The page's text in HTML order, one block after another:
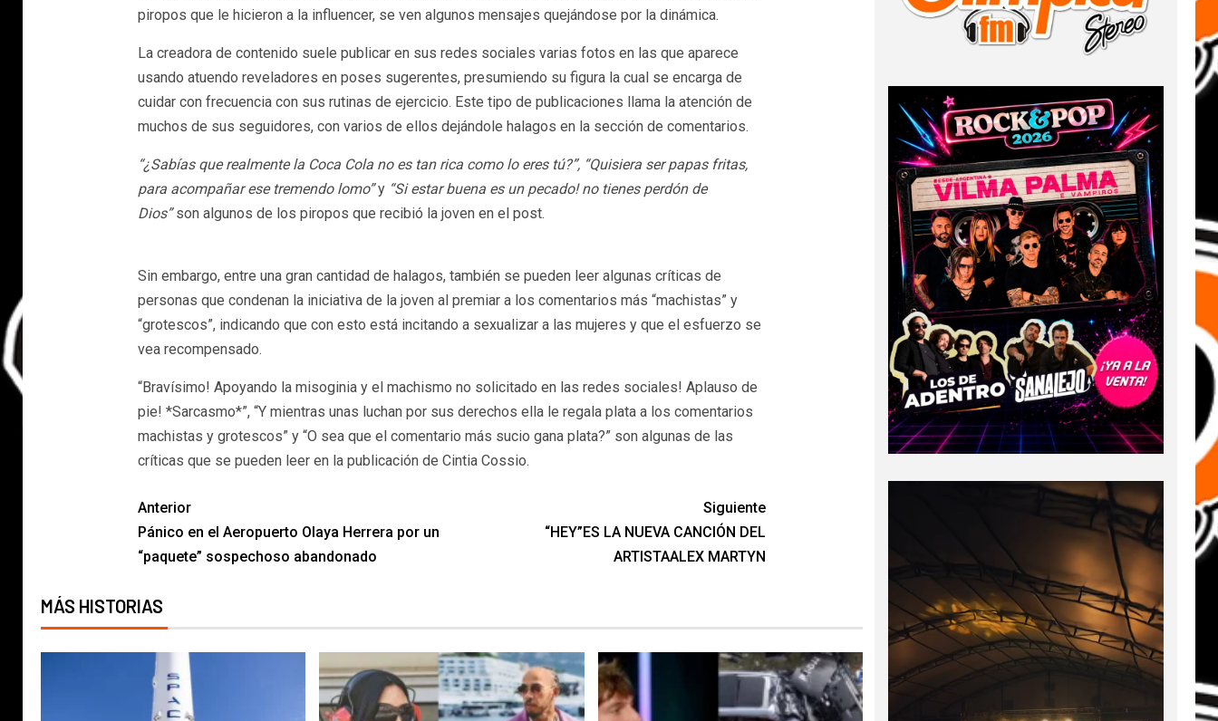
piropos que le hicieron a la influencer, se ven algunos mensajes quejándose por la dinámica.
La creadora de contenido suele publicar en sus redes sociales varias fotos en las que aparece
usando atuendo reveladores en poses sugerentes, presumiendo su figura la cual se encarga de
cuidar con frecuencia con sus rutinas de ejercicio. Este tipo de publicaciones llama la atención de
muchos de sus seguidores, con varios de ellos dejándole halagos en la sección de comentarios.
“¿Sabías que realmente la Coca Cola no es tan rica como lo eres tú?”, “Quisiera ser papas fritas,
para acompañar ese tremendo lomo”y“Si estar buena es un pecado! no tienes perdón de
Dios”son algunos de los piropos que recibió la joven en el post.
Sin embargo, entre una gran cantidad de halagos, también se pueden leer algunas críticas de
personas que condenan la iniciativa de la joven al premiar a los comentarios más “machistas” y
“grotescos”, indicando que con esto está incitando a sexualizar a las mujeres y que el esfuerzo se
vea recompensado.
“Bravísimo! Apoyando la misoginia y el machismo no solicitado en las redes sociales! Aplauso de
pie! *Sarcasmo*”, “Y mientras unas luchan por sus derechos ella le regala plata a los comentarios
machistas y grotescos” y “O sea que el comentario más sucio gana plata?” son algunas de las
críticas que se pueden leer en la publicación de Cintia Cossio.
Anterior
Pánico en el Aeropuerto Olaya Herrera por un
“paquete” sospechoso abandonado
Siguiente
“HEY”ES LA NUEVA CANCIÓN DEL
ARTISTAALEX MARTYN
MÁS HISTORIAS